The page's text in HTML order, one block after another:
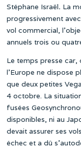
Stéphane Israël. La
progressivement
vol commercial,
annuels trois ou
Le temps presse car,
l’Europe ne dispose
que deux petites
4 octobre. La
fusées
disponibles, ni au
devait assurer ses
échec et a dû